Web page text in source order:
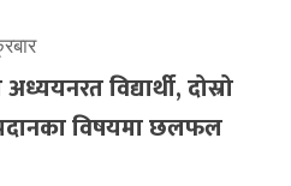
विद्यार्थी, दोस्रो
विषयमा छलफल